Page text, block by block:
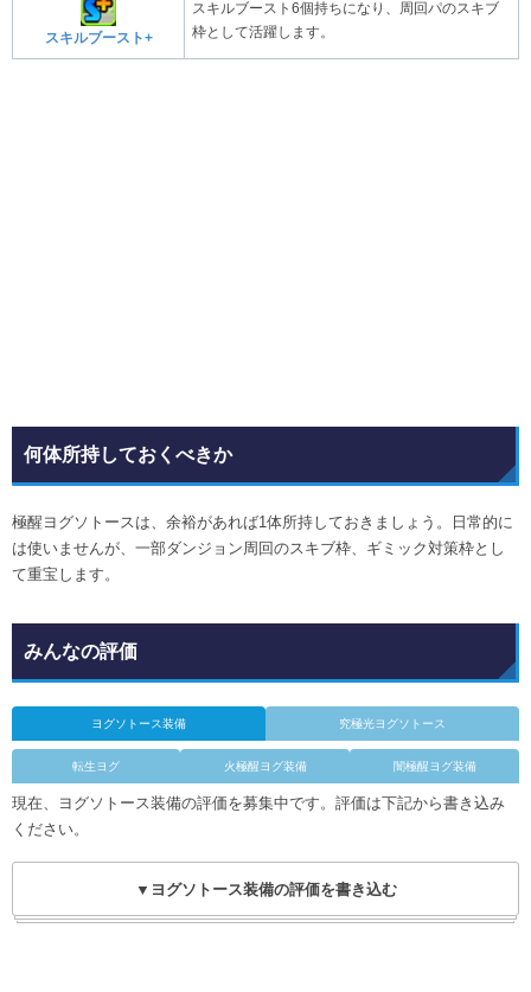
スキルブースト+
スキルブースト6個持ちになり、周回パのスキブ
枠として活躍します。
何体所持しておくべきか
極醒ヨグソトースは、余裕があれば1体所持しておきましょう。日常的に
は使いませんが、一部ダンジョン周回のスキブ枠、ギミック対策枠とし
て重宝します。
みんなの評価
ヨグソトース装備 究極光ヨグソトース
転生ヨグ 火極醒ヨグ装備 闇極醒ヨグ装備
現在、ヨグソトース装備の評価を募集中です。評価は下記から書き込み
ください。
▼ヨグソトース装備の評価を書き込む